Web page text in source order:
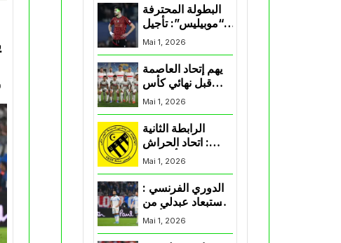
البطولة المحترفة
“موبيليس”: تأجيل
مباراة إتحاد
العاصمة وأتلتيك
بارادو
Mai 1, 2026
يهم إتحاد العاصمة
قبل نهائي كأس
اكاف : الزمالك
يسقط بثلاثية أمام
Mai 1, 2026
الرابطة الثانية
: اتحاد الحراش
يحسم التأهل إلى
“البلاي أوف”
Mai 1, 2026
الدوري الفرنسي :
استبعاد عبدلي من
قائمة مرسيليا أمام
Mai 1, 2026